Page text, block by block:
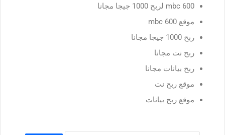
mbc 600 لربح 1000 جيجا مجانا
موقع mbc 600
ربح 1000 جيجا مجانا
ربح نت مجانا
ربح بيانات مجانا
موقع ربح نت
موقع ربح بيانات